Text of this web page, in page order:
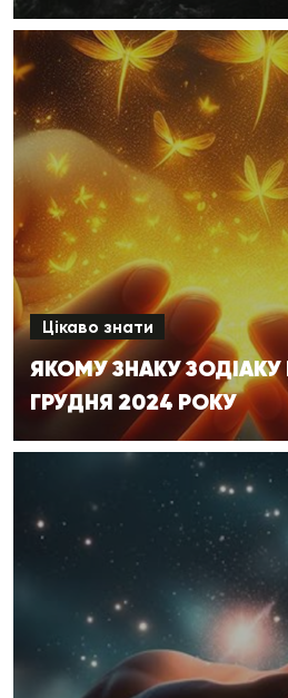
Цікаво знати
ЯКОМУ ЗНАКУ
ГРУДНЯ 2024 РОКУ